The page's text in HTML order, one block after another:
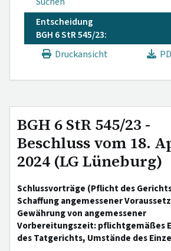
Entscheidung
BGH 6 StR 545/23:
Druckansicht
BGH 6 StR 545/23 -
Beschluss vom 18.
2024 (LG Lüneburg)
Schlussvorträge (Pflicht des
Schaffung angemessener
Gewährung von angemessener
Vorbereitungszeit: pflichtgemäßes
des Tatgerichts, Umstände des